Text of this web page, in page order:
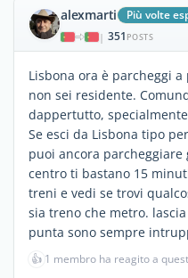
alexmarti Più volte
| 351 POSTS
Lisbona ora è parcheggi
non sei residente.
dappertutto,
Se esci da Lisbona tipo
puoi ancora
centro ti bastano 15
treni e vedi se trovi
sia treno che metro.
punta sono sempre
👍 1 membro ha reagito a